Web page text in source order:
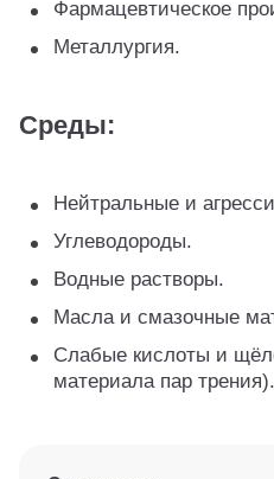
Фармацевтическое
Металлургия.
Среды:
Нейтральные и
Углеводороды.
Водные растворы.
Масла и смазочные
Слабые кислоты и
материала пар трения).